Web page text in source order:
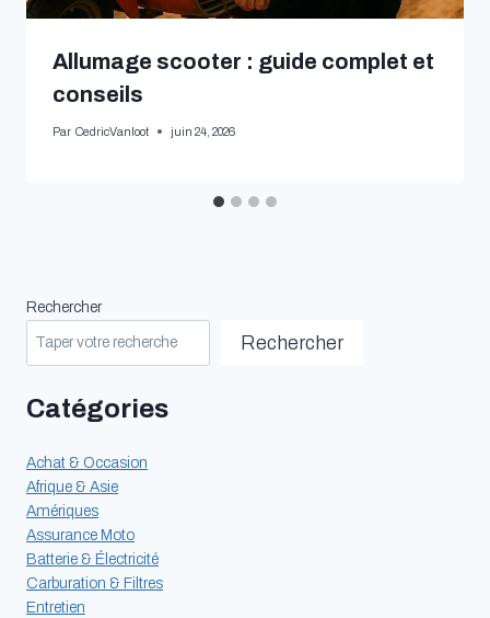
Allumage scooter : guide complet et
conseils
Par CedricVanloot juin 24, 2026
Rechercher
Rechercher
Catégories
Achat & Occasion
Afrique & Asie
Amériques
Assurance Moto
Batterie & Électricité
Carburation & Filtres
Entretien